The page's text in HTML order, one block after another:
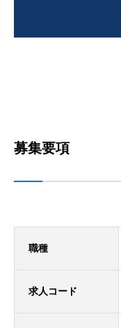
募集要項
職種
求人コード